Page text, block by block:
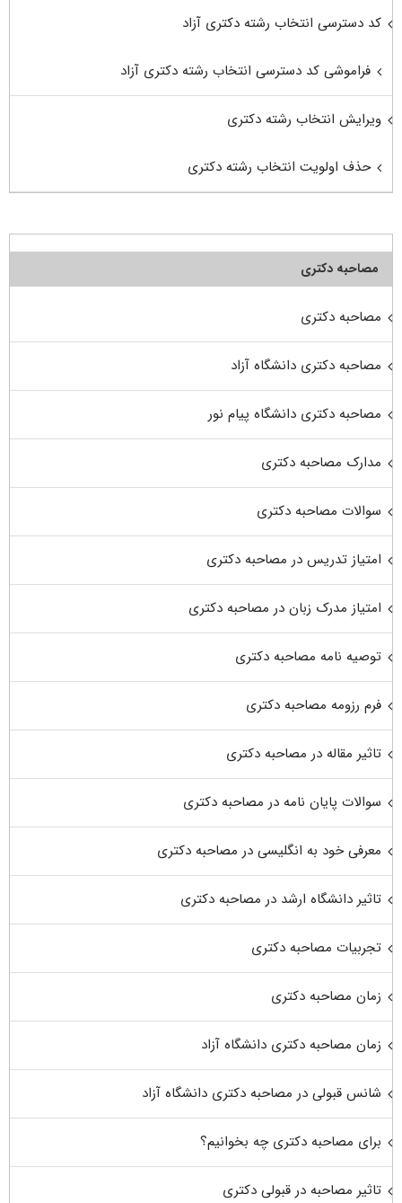
کد دسترسی انتخاب رشته دکتری آزاد
فراموشی کد دسترسی انتخاب رشته دکتری آزاد
ویرایش انتخاب رشته دکتری
حذف اولویت انتخاب رشته دکتری
مصاحبه دکتری
مصاحبه دکتری
مصاحبه دکتری دانشگاه آزاد
مصاحبه دکتری دانشگاه پیام نور
مدارک مصاحبه دکتری
سوالات مصاحبه دکتری
امتیاز تدریس در مصاحبه دکتری
امتیاز مدرک زبان در مصاحبه دکتری
توصیه نامه مصاحبه دکتری
فرم رزومه مصاحبه دکتری
تاثیر مقاله در مصاحبه دکتری
سوالات پایان نامه در مصاحبه دکتری
معرفی خود به انگلیسی در مصاحبه دکتری
تاثیر دانشگاه ارشد در مصاحبه دکتری
تجربیات مصاحبه دکتری
زمان مصاحبه دکتری
زمان مصاحبه دکتری دانشگاه آزاد
شانس قبولی در مصاحبه دکتری دانشگاه آزاد
برای مصاحبه دکتری چه بخوانیم؟
تاثیر مصاحبه در قبولی دکتری